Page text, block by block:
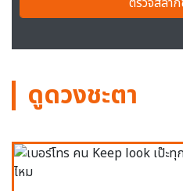
ดูดวงชะตา